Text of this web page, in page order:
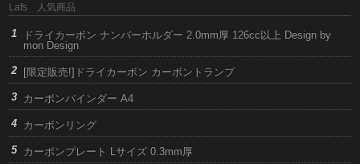
Lafs 人気商品
ドライカーボン ナンバーホルダー 2.0mm厚 126cc以上 Design by
mon Design
[限定販売!]ドライカーボン カーボントランプ
カーボンバインダー A4
カーボンリング
カーボンプレート Lサイズ 0.3mm厚